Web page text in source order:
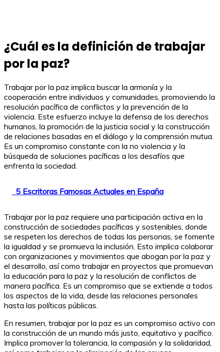
¿Cuál es la definición de trabajar
por la paz?
Trabajar por la paz implica buscar la armonía y la
cooperación entre individuos y comunidades, promoviendo la
resolución pacífica de conflictos y la prevención de la
violencia. Este esfuerzo incluye la defensa de los derechos
humanos, la promoción de la justicia social y la construcción
de relaciones basadas en el diálogo y la comprensión mutua.
Es un compromiso constante con la no violencia y la
búsqueda de soluciones pacíficas a los desafíos que
enfrenta la sociedad.
5 Escritoras Famosas Actuales en España
Trabajar por la paz requiere una participación activa en la
construcción de sociedades pacíficas y sostenibles, donde
se respeten los derechos de todas las personas, se fomente
la igualdad y se promueva la inclusión. Esto implica colaborar
con organizaciones y movimientos que abogan por la paz y
el desarrollo, así como trabajar en proyectos que promuevan
la educación para la paz y la resolución de conflictos de
manera pacífica. Es un compromiso que se extiende a todos
los aspectos de la vida, desde las relaciones personales
hasta las políticas públicas.
En resumen, trabajar por la paz es un compromiso activo con
la construcción de un mundo más justo, equitativo y pacífico.
Implica promover la tolerancia, la compasión y la solidaridad,